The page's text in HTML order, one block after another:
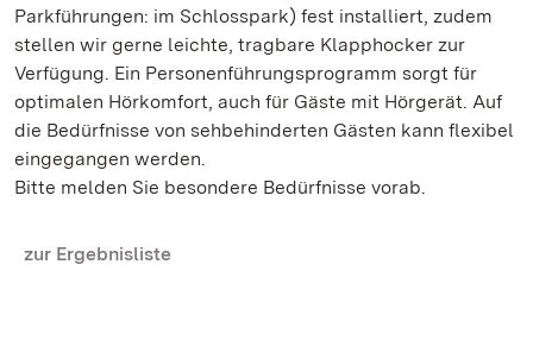
Parkführungen: im Schlosspark) fest installiert, zudem
stellen wir gerne leichte, tragbare Klapphocker zur
Verfügung. Ein Personenführungsprogramm sorgt für
optimalen Hörkomfort, auch für Gäste mit Hörgerät. Auf
die Bedürfnisse von sehbehinderten Gästen kann flexibel
eingegangen werden.
Bitte melden Sie besondere Bedürfnisse vorab.
zur Ergebnisliste